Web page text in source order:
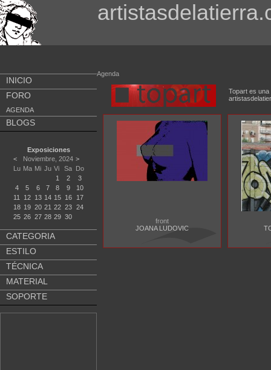
INICIO
FORO
AGENDA
BLOGS
Exposiciones
<
Noviembre, 2024 >
Lu Ma Mi Ju Vi Sa
Do
1
2
3
4
5 6 7 8 9
10
11
12 13 14 15 16
17
18 19 20 21 22 23 24
25 26 27 28 29 30
CATEGORIA
ESTILO
TÉCNICA
MATERIAL
SOPORTE
Agenda
Topart es
front
JOANA LUDOVIC